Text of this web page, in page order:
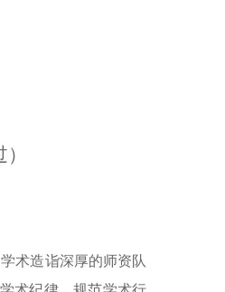
术造诣深厚的师资队